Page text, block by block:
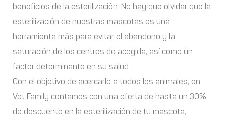
beneficios de la esterilización. No hay que olvidar que la
esterilización de nuestras mascotas es una
herramienta más para evitar el abandono y la
saturación de los centros de acogida, así como un
factor determinante en su salud.
Con el objetivo de acercarlo a todos los animales, en
Vet Family contamos con una oferta de hasta un 30%
de descuento en la esterilización de tu mascota,